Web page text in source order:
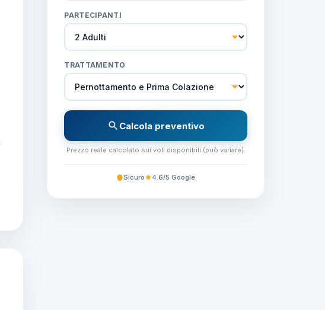
PARTECIPANTI
TRATTAMENTO
Calcola preventivo
Prezzo reale calcolato sui voli disponibili (può variare).
Sicuro 4.6/5 Google